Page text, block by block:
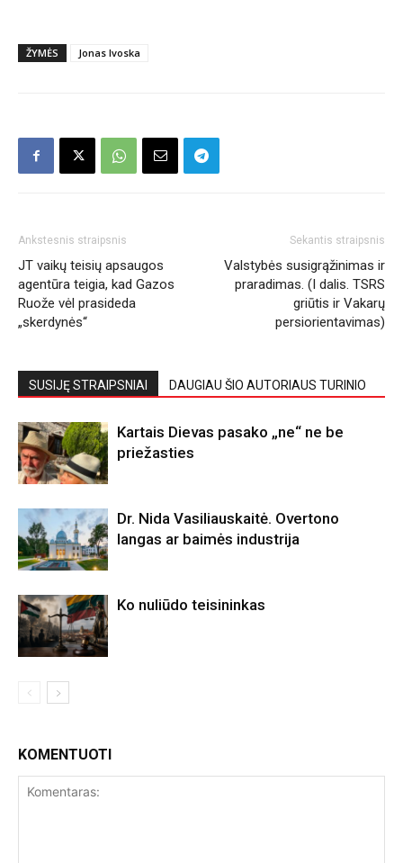
ŽYMĖS Jonas Ivoska
Ankstesnis straipsnis
JT vaikų teisių apsaugos
agentūra teigia, kad Gazos
Ruože vėl prasideda
„skerdynės“
Sekantis straipsnis
Valstybės susigrąžinimas ir
praradimas. (I dalis. TSRS
griūtis ir Vakarų
persiorientavimas)
SUSIJĘ STRAIPSNIAI DAUGIAU ŠIO AUTORIAUS TURINIO
Kartais Dievas pasako „ne“ ne be
priežasties
Dr. Nida Vasiliauskaitė. Overtono
langas ar baimės industrija
Ko nuliūdo teisininkas
KOMENTUOTI